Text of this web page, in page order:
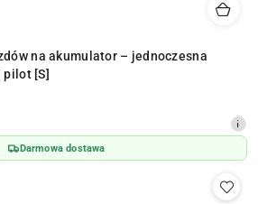
na akumulator – jednoczesna
pilot [S]
Darmowa dostawa